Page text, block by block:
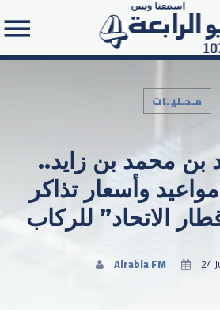
Search in the
مـحـليـات
بن محمد بن زايد..
وأسعار تذاكر
الاتحاد” للركاب
Alrabia FM 24